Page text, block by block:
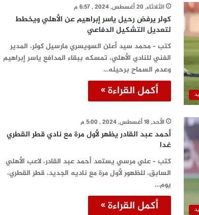
الثلاثاء, 20 أغسطس, 2024 , 6:57 م
كولر يرفض رحيل ياسر إبراهيم عن الأهلي ويخطط
لتعديل التشكيل الدفاعي
كتب – محمد سيد أعلن السويسري مارسيل كولر، المدير
الفني للنادي الأهلي، تمسكه ببقاء المدافع ياسر إبراهيم
وعدم السماح برحيله…
أكمل القراءة »
الأحد, 18 أغسطس, 2024 , 5:00 م
أحمد عبد القادر يظهر لأول مرة مع نادي قطر القطري
غدا
كتب – علي مرسي يستعد أحمد عبد القادر، لاعب الأهلي
السابق، للظهور لأول مرة مع ناديه الجديد، قطر القطري،
يوم…
أكمل القراءة »